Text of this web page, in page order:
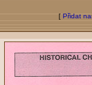
[ Přidat